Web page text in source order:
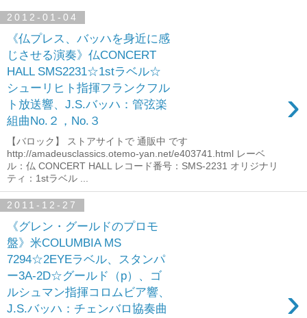
2012-01-04
《仏プレス、バッハを身近に感
じさせる演奏》仏CONCERT
HALL SMS2231☆1stラベル☆
シューリヒト指揮フランクフル
ト放送響、J.S.バッハ：管弦楽
組曲No.２，No.３
›
【バロック】 ストアサイトで 通販中 です
http://amadeusclassics.otemo-yan.net/e403741.html レーベ
ル：仏 CONCERT HALL レコード番号：SMS-2231 オリジナリ
ティ：1stラベル ...
2011-12-27
《グレン・グールドのプロモ
盤》米COLUMBIA MS
7294☆2EYEラベル、スタンパ
ー3A-2D☆グールド（p）、ゴ
ルシュマン指揮コロムビア響、
J.S.バッハ：チェンバロ協奏曲
›